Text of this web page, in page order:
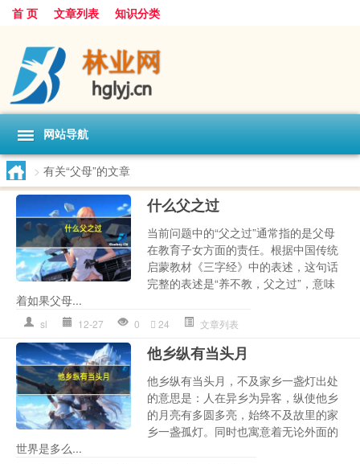
首 页 文章列表 知识分类
网站导航
> 有关“父母”的文章
什么父之过
当前问题中的“父之过”通常指的是父母
在教育子女方面的责任。根据中国传统
启蒙教材《三字经》中的表述，这句话
完整的表述是“养不教，父之过”，意味
着如果父母...
sl 12-27 0 24 文章列表
他乡纵有当头月
他乡纵有当头月，不及家乡一盏灯出处
的意思是：人在异乡为异客，纵使他乡
的月亮有多圆多亮，始终不及故里的家
乡一盏孤灯。同时也寓意着无论外面的
世界是多么...